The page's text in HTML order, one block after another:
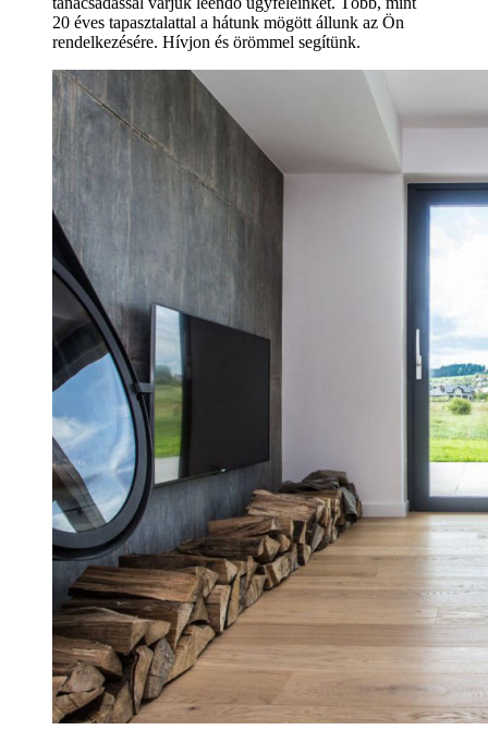
20 éves tapasztalattal a hátunk mögött állunk az Ön
rendelkezésére. Hívjon és örömmel segítünk.